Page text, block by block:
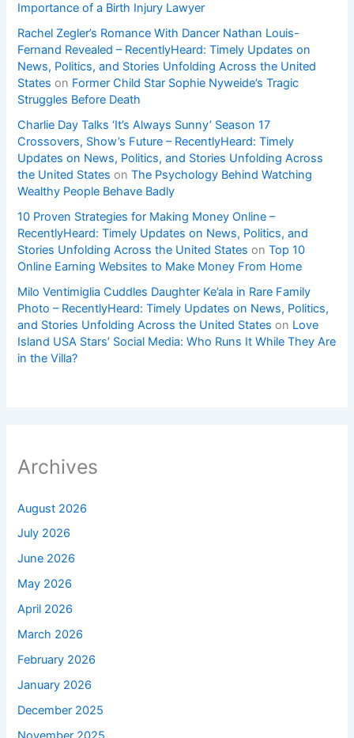
Importance of a Birth Injury Lawyer
Rachel Zegler’s Romance With Dancer Nathan Louis-
Fernand Revealed – RecentlyHeard: Timely Updates on
News, Politics, and Stories Unfolding Across the United
States on Former Child Star Sophie Nyweide’s Tragic
Struggles Before Death
Charlie Day Talks ‘It’s Always Sunny’ Season 17
Crossovers, Show’s Future – RecentlyHeard: Timely
Updates on News, Politics, and Stories Unfolding Across
the United States onThe Psychology Behind Watching
Wealthy People Behave Badly
10 Proven Strategies for Making Money Online –
RecentlyHeard: Timely Updates on News, Politics, and
Stories Unfolding Across the United States onTop 10
Online Earning Websites to Make Money From Home
Milo Ventimiglia Cuddles Daughter Ke’ala in Rare Family
Photo – RecentlyHeard: Timely Updates on News, Politics,
and Stories Unfolding Across the United States on Love
Island USA Stars’ Social Media: Who Runs It While They Are
in the Villa?
Archives
August 2026
July 2026
June 2026
May 2026
April 2026
March 2026
February 2026
January 2026
December 2025